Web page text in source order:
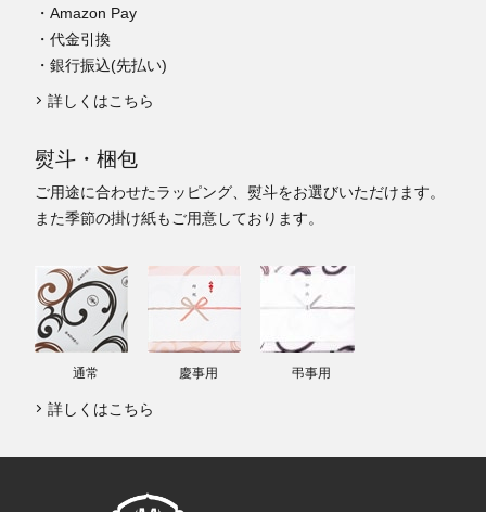
・Amazon Pay
・代金引換
・銀行振込(先払い)
詳しくはこちら
熨斗・梱包
ご用途に合わせたラッピング、熨斗をお選びいただけます。
また季節の掛け紙もご用意しております。
通常 慶事用 弔事用
詳しくはこちら